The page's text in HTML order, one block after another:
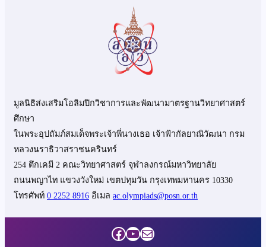
มูลนิธิส่งเสริมโอลิมปิกวิชาการและพัฒนามาตรฐานวิทยาศาสตร์
ศึกษา
ในพระอุปถัมภ์สมเด็จพระเจ้าพี่นางเธอ เจ้าฟ้ากัลยาณิวัฒนา กรม
หลวงนราธิวาสราชนครินทร์
254 ตึกเคมี 2 คณะวิทยาศาสตร์ จุฬาลงกรณ์มหาวิทยาลัย
ถนนพญาไท แขวงวังใหม่ เขตปทุมวัน กรุงเทพมหานคร 10330
โทรศัพท์ 0 2252 8916 อีเมล ac.olympiads@posn.or.th
Facebook
YouTube
Mail